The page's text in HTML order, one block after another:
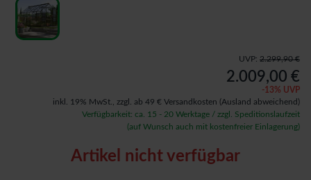
UVP: 2.299,90 €
2.009,00 €
-13% UVP
inkl. 19% MwSt., zzgl. ab 49 € Versandkosten (Ausland abweichend)
Verfügbarkeit: ca. 15 - 20 Werktage / zzgl. Speditionslaufzeit
(auf Wunsch auch mit kostenfreier Einlagerung)
Artikel nicht verfügbar